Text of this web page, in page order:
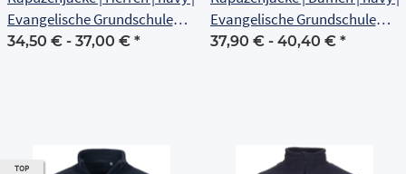
Evangelische Grundschule
Erfurt
34,50 € - 37,00 € *
Evangelische Grundschule
Erfurt
37,90 € - 40,40 € *
TOP